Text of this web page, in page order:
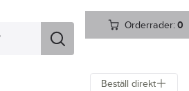
Orderrader:0
Beställ direkt